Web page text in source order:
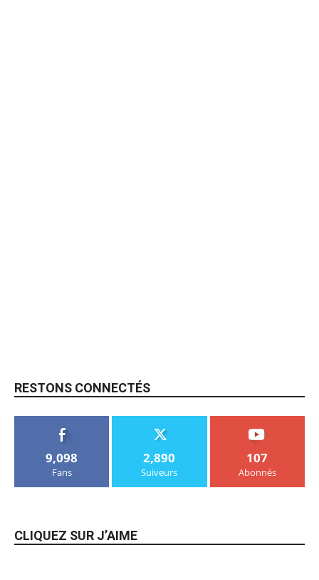
RESTONS CONNECTÉS
9,098
Fans
2,890
Suiveurs
107
Abonnés
CLIQUEZ SUR J’AIME